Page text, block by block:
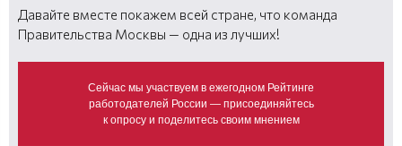
Давайте вместе покажем всей стране, что команда
Правительства Москвы — одна из лучших!
Сейчас мы участвуем в ежегодном Рейтинге
работодателей России — присоединяйтесь
к опросу и поделитесь своим мнением